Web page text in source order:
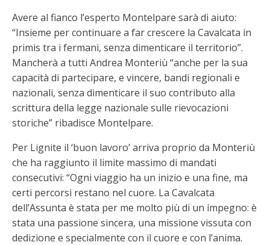
Avere al fianco l’esperto Montelpare sarà di aiuto:
“Insieme per continuare a far crescere la Cavalcata in
primis tra i fermani, senza dimenticare il territorio”.
Mancherà a tutti Andrea Monteriù “anche per la sua
capacità di partecipare, e vincere, bandi regionali e
nazionali, senza dimenticare il suo contributo alla
scrittura della legge nazionale sulle rievocazioni
storiche” ribadisce Montelpare.
Per Lignite il ‘buon lavoro’ arriva proprio da Monteriù
che ha raggiunto il limite massimo di mandati
consecutivi: “Ogni viaggio ha un inizio e una fine, ma
certi percorsi restano nel cuore. La Cavalcata
dell’Assunta è stata per me molto più di un impegno: è
stata una passione sincera, una missione vissuta con
dedizione e specialmente con il cuore e con l’anima.